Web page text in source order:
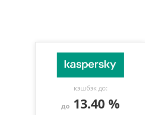
кэшбэк до:
до13.40 %